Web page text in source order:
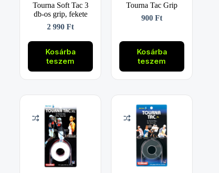
Tourna Soft Tac 3
db-os grip, fekete
2 990Ft
Kosárba
teszem
Tourna Tac Grip
900Ft
Kosárba
teszem